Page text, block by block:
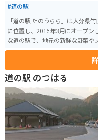
#道の駅
「道の駅 たのうらら」は大分県
に位置し、2015年3月にオープン
な道の駅で、地元の新鮮な野菜や
エティ豊かな品揃えが魅力です。 特におすすめは、竹田市のブランド牛「豊
後牛」を使った料理の数々。コ
ら、レストランではステーキなど
る「かぼす」を使ったソフトクリ
る際は、広々とした駐車場がある
や買い物を楽しんでみてはいかがでしょうか。 周辺に
的な観光スポットや、長湯温泉な
竹田市の観光を満喫するのもおす
道の駅 のつはる